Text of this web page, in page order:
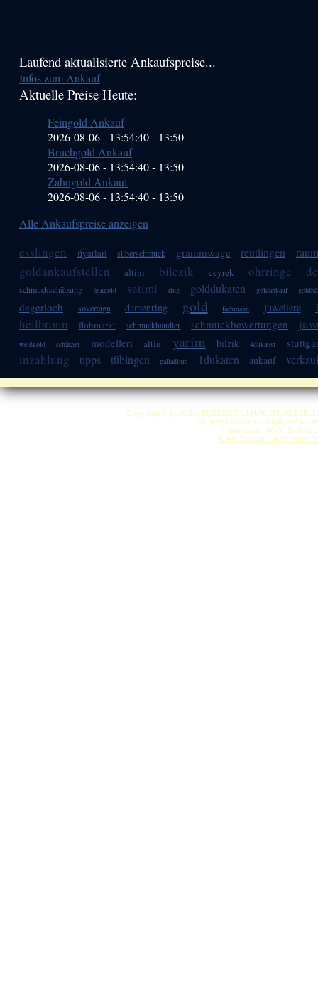
Haupt-
Sidebar
Laufend aktualisierte Ankaufspreise...
Infos zum Ankauf
Aktuelle Preise Heute:
Feingold Ankauf
2026-08-06 - 13:54:40- 13:50
Bruchgold Ankauf
2026-08-06 - 13:54:40- 13:50
Zahngold Ankauf
2026-08-06 - 13:54:40- 13:50
Alle Ankaufspreise anzeigen
esslingen fiyatlari silberschmuck grammwage reutlingen
goldankaufstellen altini bilezik ceyrek ohrringe
schmuckschätzung feingold satimi ring golddukaten goldankauf
degerloch sovereign damenring gold fachmann juweliere
heilbronn flohmarkt schmuckhändler schmuckbewertungen
weißgold schätzen modelleri altin yarim bilzik 4dukaten
inzahlung tipps tübingen palladium 1dukaten ankauf
Copyright © by ANKA
So finden Sie uns in Stuttgart:
Impressum| AGB|
Anka Goldankauf Stuttgart